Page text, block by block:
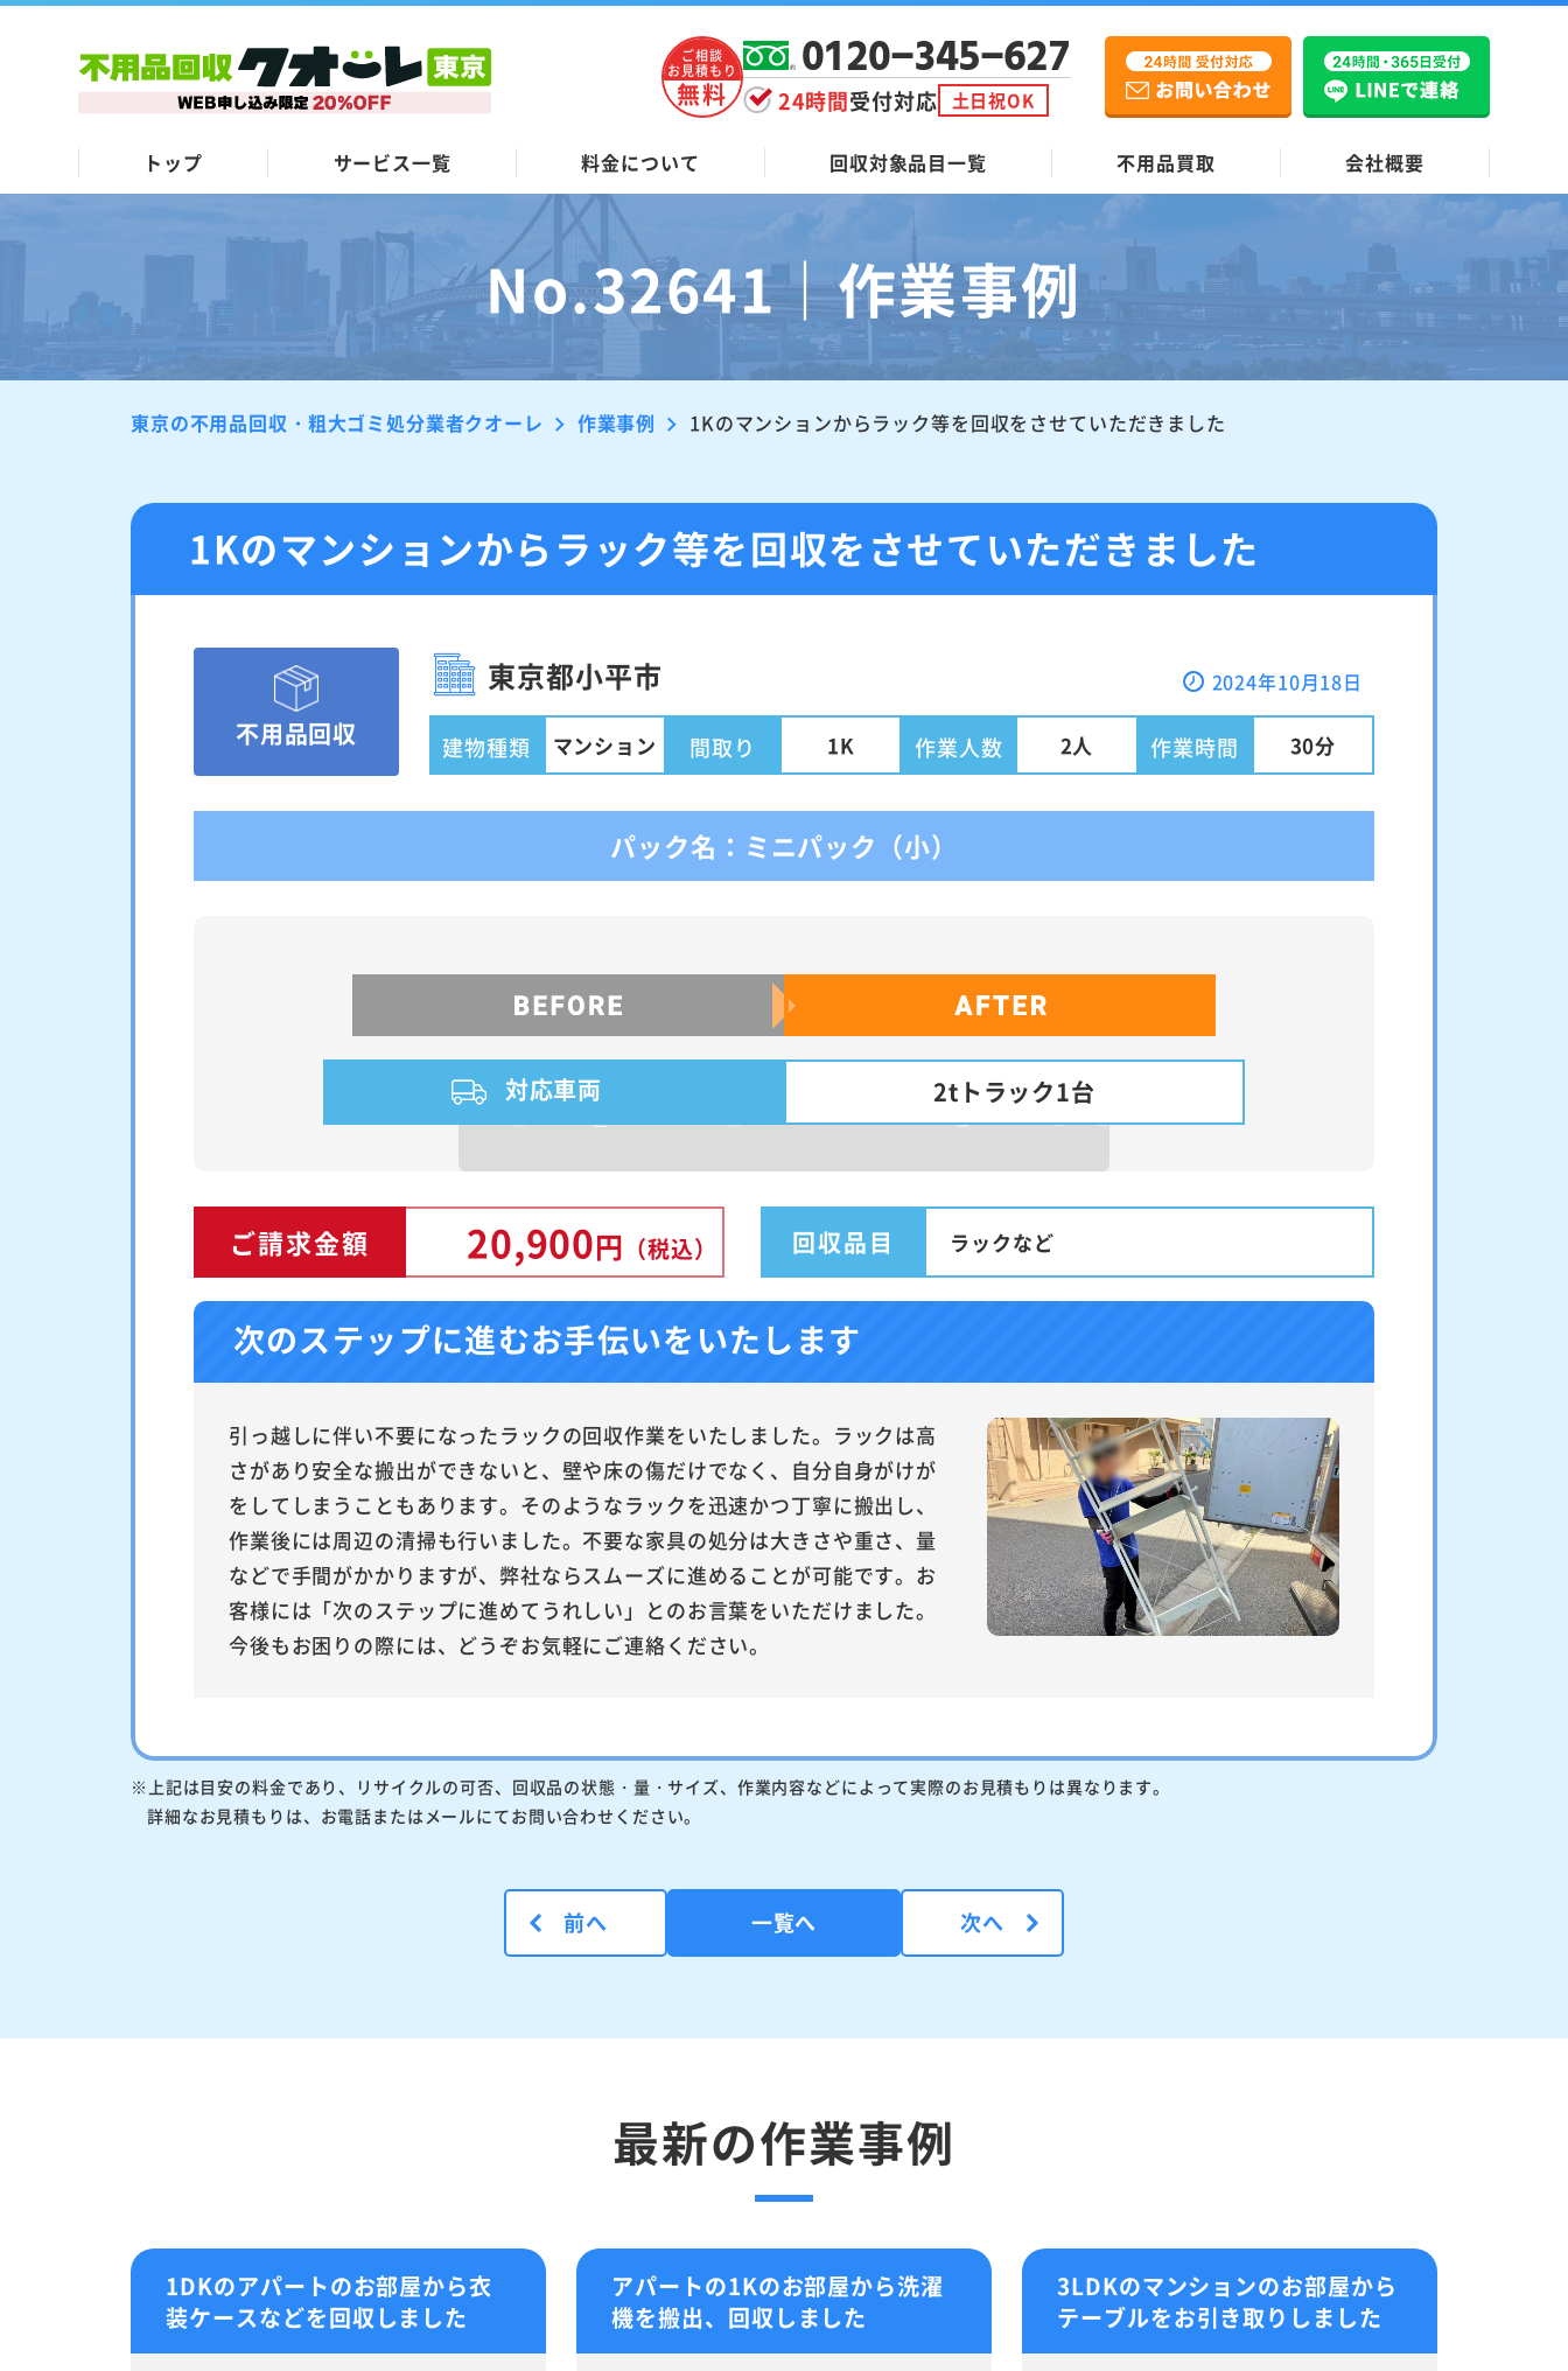
ご相談
お見積もり
無料
0120-345-627
24時間受付対応 土日祝OK
トップ サービス一覧 料金について 回収対象品目一覧 不用品買取 会社概要
No.32641｜作業事例
東京の不用品回収・粗大ゴミ処分業者クオーレ 作業事例 1Kのマンションからラック等を回収をさせていただきました
1Kのマンションからラック等を回収をさせていただきました
2024年10月18日
不用品回収
東京都小平市
建物種類 マンション 間取り 1K 作業人数 2人 作業時間 30分
パック名：ミニパック（小）
対応車両 2tトラック1台
ご請求金額 20,900円 （税込） 回収品目 ラックなど
次のステップに進むお手伝いをいたします
引っ越しに伴い不要になったラックの回収作業をいたしました。ラックは高
さがあり安全な搬出ができないと、壁や床の傷だけでなく、自分自身がけが
をしてしまうこともあります。そのようなラックを迅速かつ丁寧に搬出し、
作業後には周辺の清掃も行いました。不要な家具の処分は大きさや重さ、量
などで手間がかかりますが、弊社ならスムーズに進めることが可能です。お
客様には「次のステップに進めてうれしい」とのお言葉をいただけました。
今後もお困りの際には、どうぞお気軽にご連絡ください。
※上記は目安の料金であり、リサイクルの可否、回収品の状態・量・サイズ、作業内容などによって実際のお見積もりは異なります。
詳細なお見積もりは、お電話またはメールにてお問い合わせください。
前へ 一覧へ 次へ
最新の作業事例
1DKのアパートのお部屋から衣
装ケースなどを回収しました
アパートの1Kのお部屋から洗濯
機を搬出、回収しました
3LDKのマンションのお部屋から
テーブルをお引き取りしました